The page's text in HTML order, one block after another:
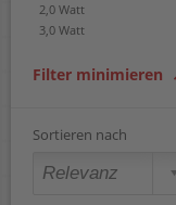
2,0 Watt
3,0 Watt
Filter minimieren
Sortieren nach